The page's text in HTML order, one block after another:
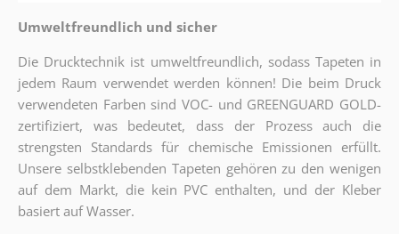
Umweltfreundlich und sicher
Die Drucktechnik ist umweltfreundlich, sodass Tapeten in
jedem Raum verwendet werden können! Die beim Druck
verwendeten Farben sind VOC- und GREENGUARD GOLD-
zertifiziert, was bedeutet, dass der Prozess auch die
strengsten Standards für chemische Emissionen erfüllt.
Unsere selbstklebenden Tapeten gehören zu den wenigen
auf dem Markt, die kein PVC enthalten, und der Kleber
basiert auf Wasser.